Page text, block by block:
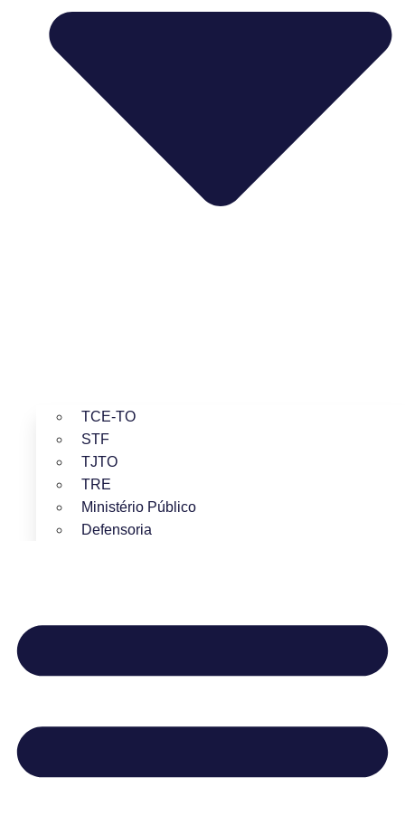
TCE-TO
STF
TJTO
TRE
Ministério Público
Defensoria